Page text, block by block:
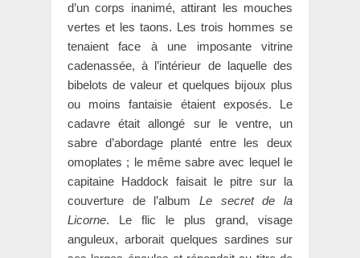
d’un corps inanimé, attirant les mouches
vertes et les taons. Les trois hommes se
tenaient face à une imposante vitrine
cadenassée, à l’intérieur de laquelle des
bibelots de valeur et quelques bĳoux plus
ou moins fantaisie étaient exposés. Le
cadavre était allongé sur le ventre, un
sabre d’abordage planté entre les deux
omoplates ; le même sabre avec lequel le
capitaine Haddock faisait le pitre sur la
couverture de l’album Le secret de la
Licorne. Le flic le plus grand, visage
anguleux, arborait quelques sardines sur